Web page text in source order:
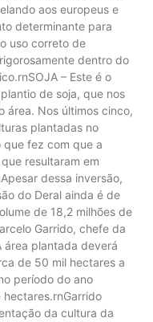
aos europeus e
determinante para
uso correto de
dentro do
– Este é o
de soja, que nos
área. Nos últimos cinco,
plantadas no
que fez com que a
resultaram em
dessa inversão,
do Deral ainda é de
de 18,2 milhões de
Garrido, chefe da
área plantada deverá
de 50 mil hectares a
período do ano
da cultura da